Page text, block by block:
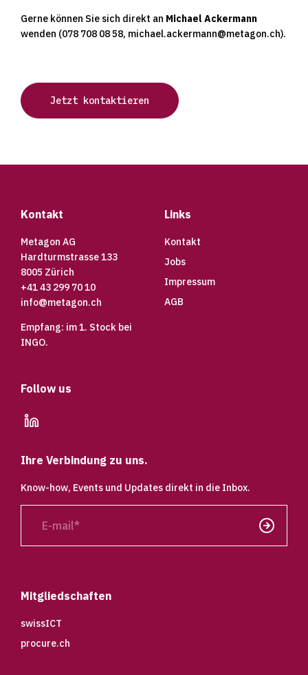
Gerne können Sie sich direkt an Michael Ackermann
wenden (078 708 08 58, michael.ackermann@metagon.ch).
Jetzt kontaktieren
Kontakt
Metagon AG
Hardturmstrasse 133
8005 Zürich
+41 43 299 70 10
info@metagon.ch
Empfang: im 1. Stock bei
INGO.
Links
Kontakt
Jobs
Impressum
AGB
Follow us
Ihre Verbindung zu uns.
Know-how, Events und Updates direkt in die Inbox.
Senden
Mitgliedschaften
swissICT
procure.ch